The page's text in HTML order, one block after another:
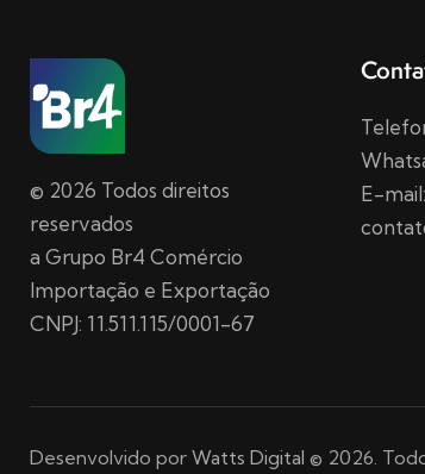
© 2026 Todos direitos
reservados
a Grupo Br4 Comércio
Importação e Exportação
CNPJ: 11.511.115/0001-67
E-mail:
Desenvolvido por Watts Digital © 2026.